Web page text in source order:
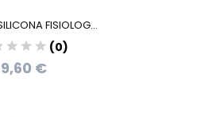
FISIOLOG...
(0)
9,60 €